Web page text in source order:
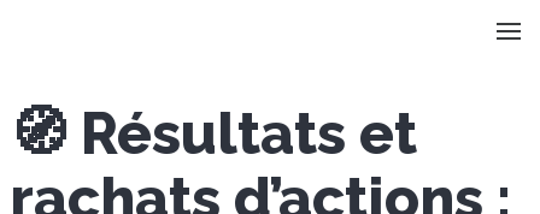
🧭 Résultats et
rachats d’actions :